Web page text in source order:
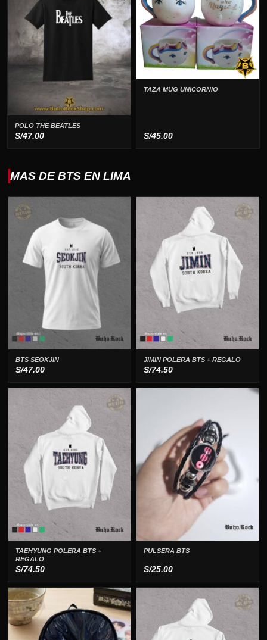
POLO THE BEATLES
S/47.00
TAZA MUG UNICORNIO
S/45.00
MAS DE BTS EN LIMA
BTS SEOKJIN
S/47.00
JIMIN POLERA BTS + REGALO
S/74.50
TAEHYUNG POLERA BTS +
REGALO
S/74.50
PULSERA BTS
S/25.00